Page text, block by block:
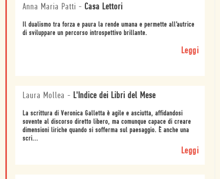
Anna Maria Patti - Casa Lettori
Il dualismo tra forza e paura la rende umana e permette all’autrice
di sviluppare un percorso introspettivo brillante.
Leggi
Laura Mollea - L'Indice dei Libri del Mese
La scrittura di Veronica Galletta è agile e asciutta, affidandosi
sovente al discorso diretto libero, ma comunque capace di creare
dimensioni liriche quando si sofferma sul paesaggio. È anche una
scri...
Leggi